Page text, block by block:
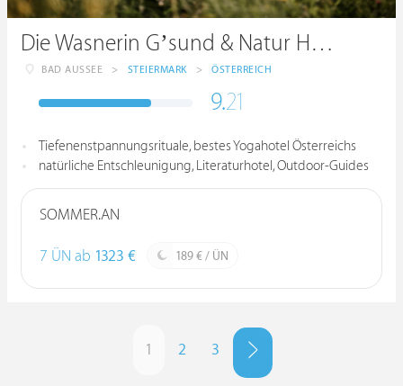
Die Wasnerin G’sund & Natur Hotel
BAD AUSSEE > STEIERMARK > ÖSTERREICH
9.21
Tiefenenstpannungsrituale, bestes Yogahotel Österreichs
natürliche Entschleunigung, Literaturhotel, Outdoor-Guides
SOMMER.AN
7 ÜN ab 1323 € 189 € / ÜN
1 2 3